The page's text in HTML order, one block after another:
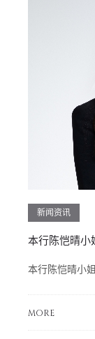
新闻资讯
本行陈恺晴小
本行陈恺晴小
MORE